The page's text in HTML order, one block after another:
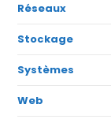
Réseaux
Stockage
Systèmes
Web